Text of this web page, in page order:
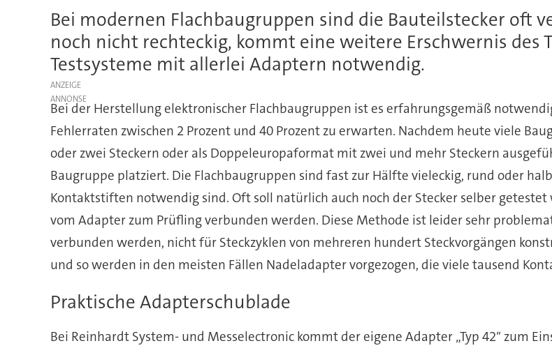
Bei modernen Flachbaugruppen sind die Bauteilstecker oft
noch nicht rechteckig, kommt eine weitere Erschwernis des
Testsysteme mit allerlei Adaptern notwendig.
ANZEIGE
Bei der Herstellung elektronischer Flachbaugruppen ist es erfahrungsgemäß
Fehlerraten zwischen 2 Prozent und 40 Prozent zu erwarten. Nachdem heute viele
oder zwei Steckern oder als Doppeleuropaformat mit zwei und mehr Steckern
Baugruppe platziert. Die Flachbaugruppen sind fast zur Hälfte vieleckig, rund oder
Kontaktstiften notwendig sind. Oft soll natürlich auch noch der Stecker selber
vom Adapter zum Prüfling verbunden werden. Diese Methode ist leider sehr
verbunden werden, nicht für Steckzyklen von mehreren hundert Steckvorgängen
und so werden in den meisten Fällen Nadeladapter vorgezogen, die viele tausend
Praktische Adapterschublade
Bei Reinhardt System- und Messelectronic kommt der eigene Adapter „Typ 42″ zum